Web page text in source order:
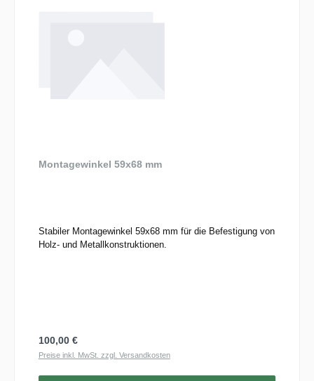
Montagewinkel 59x68 mm
Stabiler Montagewinkel 59x68 mm für die Befestigung von
Holz- und Metallkonstruktionen.
Regulärer Preis:
100,00 €
Preise inkl. MwSt. zzgl. Versandkosten